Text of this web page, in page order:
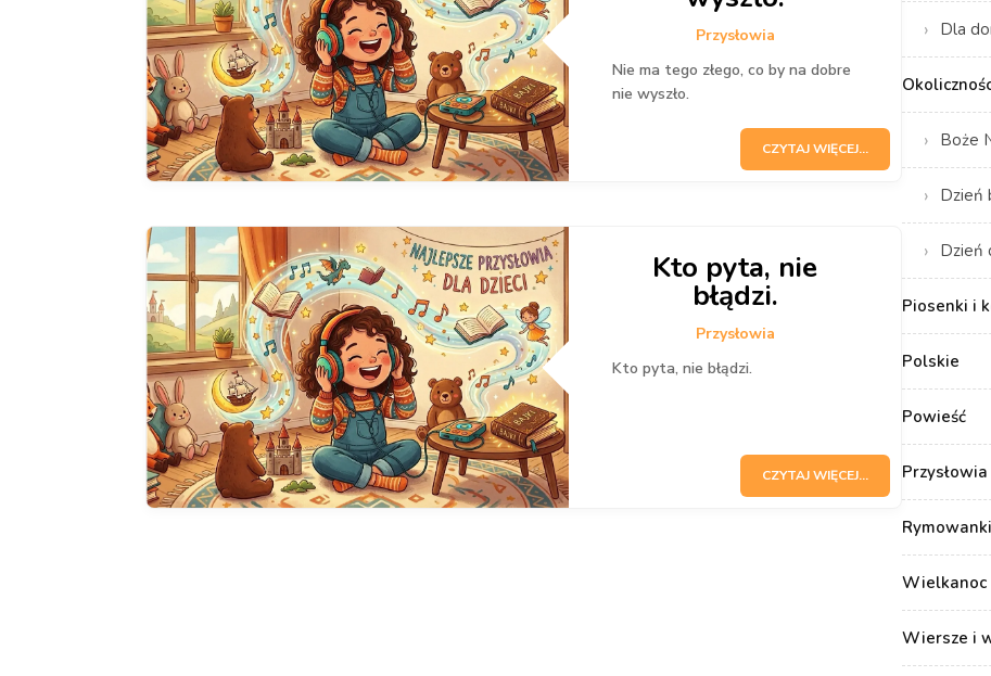
Przysłowia
Nie ma tego złego, co by na dobre
nie wyszło.
CZYTAJ WIĘCEJ...
Kto pyta, nie
błądzi.
Przysłowia
Kto pyta, nie błądzi.
CZYTAJ WIĘCEJ...
Dla
Boże
Dzień
Dzień
Piosenki i
Polskie
Powieść
Przysłowia
Wielkanoc
Wiersze i